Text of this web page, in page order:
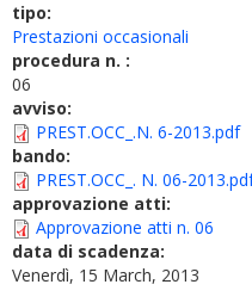
tipo:
Prestazioni occasionali
procedura n. :
06
avviso:
PREST.OCC_.N. 6-2013.pdf
bando:
PREST.OCC_. N. 06-
approvazione atti:
Approvazione atti n. 06
data di scadenza:
Venerdì, 15 March, 2013